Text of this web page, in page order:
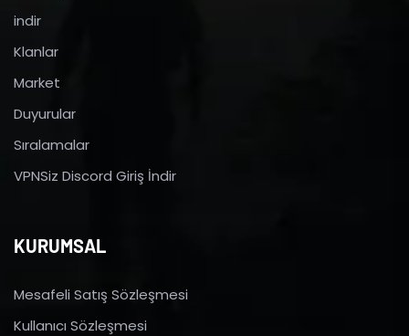
indir
Klanlar
Market
Duyurular
Sıralamalar
VPNSiz Discord Giriş İndir
KURUMSAL
Mesafeli Satış Sözleşmesi
Kullanıcı Sözleşmesi